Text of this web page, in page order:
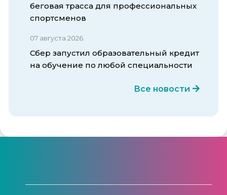
беговая трасса для профессиональных
спортсменов
07 августа 2026
Сбер запустил образовательный кредит
на обучение по любой специальности
Все новости